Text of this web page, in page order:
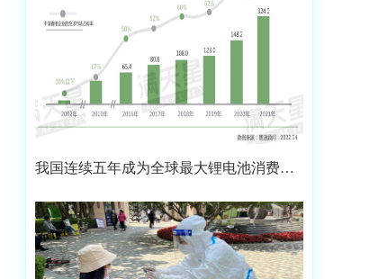
我国连续五年成为全球最大锂电池消费市
场 2021年市场占比约达59.4%